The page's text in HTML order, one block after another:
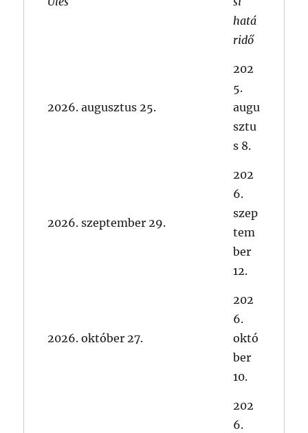
hatá
ridő
2026. augusztus 25.
202
5.
augu
sztu
s 8.
2026. szeptember 29.
202
6.
szep
tem
ber
12.
2026. október 27.
202
6.
októ
ber
10.
202
6.